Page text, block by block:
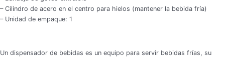
– Cilindro de acero en el centro para hielos (mantener la bebida fría)
– Unidad de empaque: 1
Un dispensador de bebidas es un equipo para servir bebidas frías, su